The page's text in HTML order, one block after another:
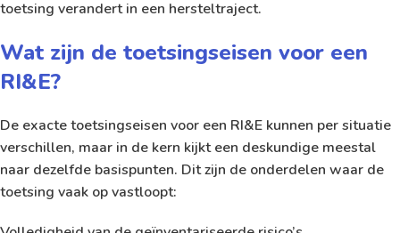
toetsing verandert in een hersteltraject.
Wat zijn de toetsingseisen voor een
RI&E?
De exacte toetsingseisen voor een RI&E kunnen per situatie
verschillen, maar in de kern kijkt een deskundige meestal
naar dezelfde basispunten. Dit zijn de onderdelen waar de
toetsing vaak op vastloopt: